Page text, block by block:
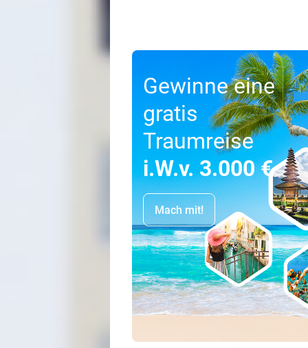
Gewinne eine
gratis
Traumreise
i.W.v. 3.000 €
Mach mit!